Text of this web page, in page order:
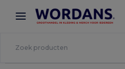
× Wordans-app
Betere prijzen in de app!